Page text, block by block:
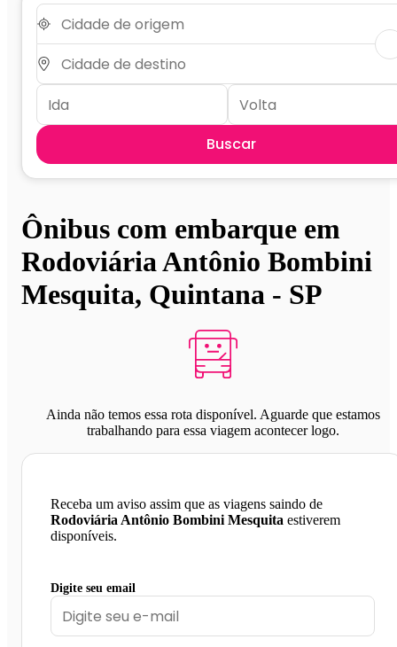
Buscar
Ônibus com embarque em
Rodoviária Antônio Bombini
Mesquita, Quintana - SP
Ainda não temos essa rota disponível. Aguarde que estamos
trabalhando para essa viagem acontecer logo.
Receba um aviso assim que as viagens saindo de
Rodoviária Antônio Bombini Mesquita estiverem
disponíveis.
Digite seu email